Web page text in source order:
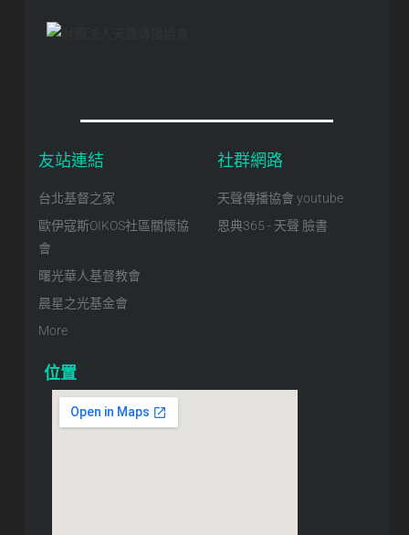
友站連結
台北基督之家
歐伊寇斯OIKOS社區關懷協
會
曙光華人基督教會
晨星之光基金會
More
社群網路
天聲傳播協會 youtube
恩典365 - 天聲 臉書
位置